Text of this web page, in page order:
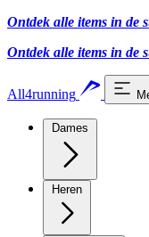
Ontdek alle items in de
Ontdek alle items in de
All4running
Dames
Heren